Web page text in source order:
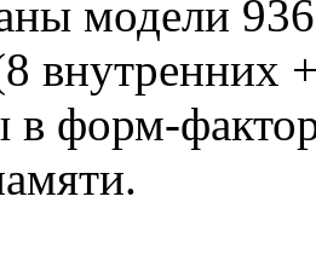
модели
внутренних
в форм-